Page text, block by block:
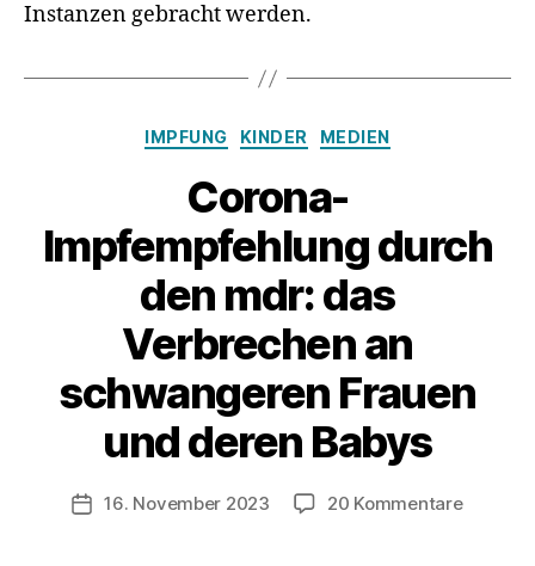
Instanzen gebracht werden.
Kategorien
IMPFUNG KINDER MEDIEN
Corona-
Impfempfehlung durch
den mdr: das
Verbrechen an
schwangeren Frauen
und deren Babys
Veröffentlichungsdatum
16. November 2023 20 Kommentarezu